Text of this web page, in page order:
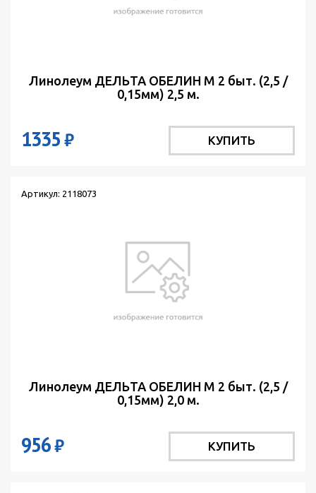
Линолеум ДЕЛЬТА ОБЕЛИН М 2 быт. (2,5 /
0,15мм) 2,5 м.
1335₽ КУПИТЬ
Артикул: 2118073
Линолеум ДЕЛЬТА ОБЕЛИН М 2 быт. (2,5 /
0,15мм) 2,0 м.
956₽ КУПИТЬ